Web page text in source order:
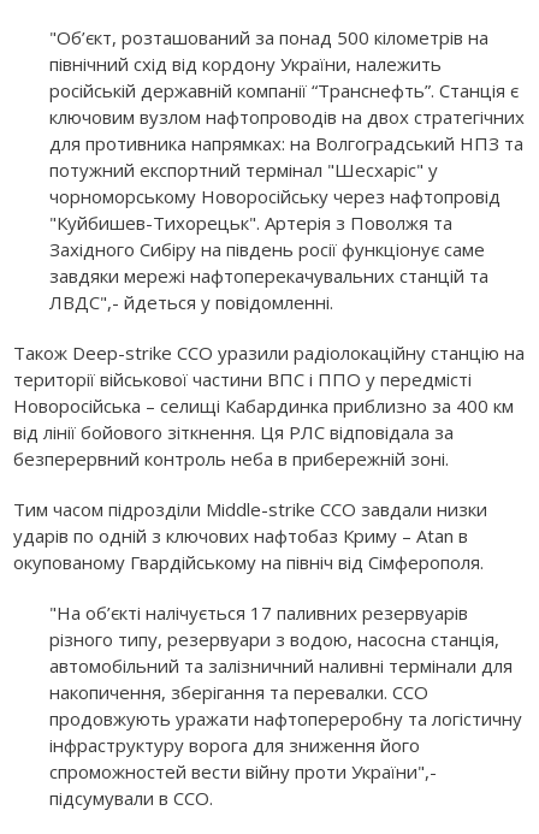
"Об’єкт, розташований за понад 500 кілометрів на
північний схід від кордону України, належить
російській державній компанії “Транснефть”. Станція є
ключовим вузлом нафтопроводів на двох стратегічних
для противника напрямках: на Волгоградський НПЗ та
потужний експортний термінал "Шесхаріс" у
чорноморському Новоросійську через нафтопровід
"Куйбишев-Тихорецьк". Артерія з Поволжя та
Західного Сибіру на південь росії функціонує саме
завдяки мережі нафтоперекачувальних станцій та
ЛВДС",- йдеться у повідомленні.
Також Deep-strike ССО уразили радіолокаційну станцію на
території військової частини ВПС і ППО у передмісті
Новоросійська – селищі Кабардинка приблизно за 400 км
від лінії бойового зіткнення. Ця РЛС відповідала за
безперервний контроль неба в прибережній зоні.
Тим часом підрозділи Middle-strike ССО завдали низки
ударів по одній з ключових нафтобаз Криму – Atan в
окупованому Гвардійському на північ від Сімферополя.
"На об’єкті налічується 17 паливних резервуарів
різного типу, резервуари з водою, насосна станція,
автомобільний та залізничний наливні термінали для
накопичення, зберігання та перевалки. ССО
продовжують уражати нафтопереробну та логістичну
інфраструктуру ворога для зниження його
спроможностей вести війну проти України",-
підсумували в ССО.